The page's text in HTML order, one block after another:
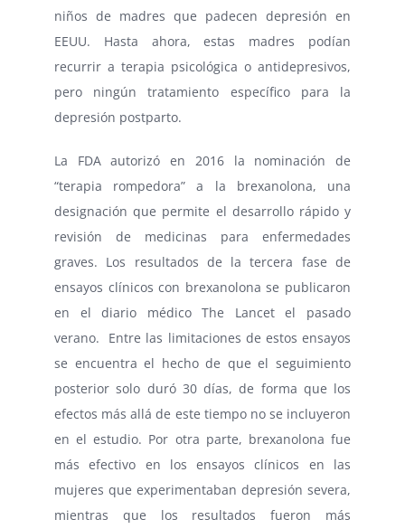
niños de madres que padecen depresión en
EEUU. Hasta ahora, estas madres podían
recurrir a terapia psicológica o antidepresivos,
pero ningún tratamiento específico para la
depresión postparto.
La FDA autorizó en 2016 la nominación de
“terapia rompedora” a la brexanolona, una
designación que permite el desarrollo rápido y
revisión de medicinas para enfermedades
graves. Los resultados de la tercera fase de
ensayos clínicos con brexanolona se publicaron
en el diario médico The Lancet el pasado
verano. Entre las limitaciones de estos ensayos
se encuentra el hecho de que el seguimiento
posterior solo duró 30 días, de forma que los
efectos más allá de este tiempo no se incluyeron
en el estudio. Por otra parte, brexanolona fue
más efectivo en los ensayos clínicos en las
mujeres que experimentaban depresión severa,
mientras que los resultados fueron más